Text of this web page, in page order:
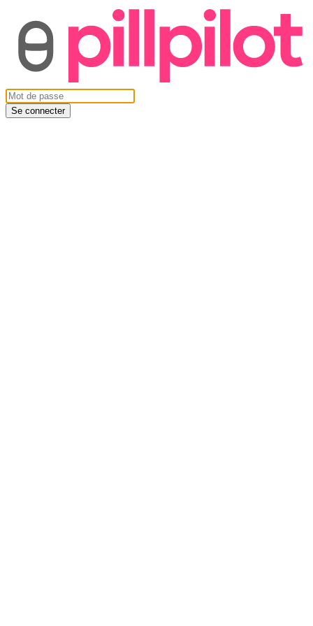
Se connecter